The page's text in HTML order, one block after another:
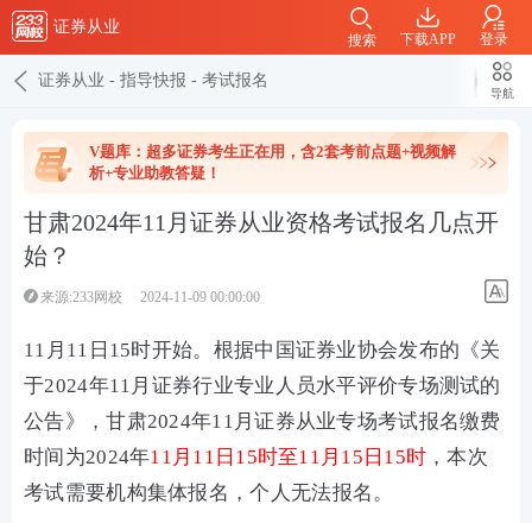
证券从业
下载APP 登录
搜索
证券从业 - 指导快报 - 考试报名
导航
V题库：超多证券考生正在用，含2套考前点题+视频解
析+专业助教答疑！
甘肃2024年11月证券从业资格考试报名几点开
始？
来源:233网校 2024-11-09 00:00:00
11月11日15时开始。根据中国证券业协会发布的《关
于2024年11月证券行业专业人员水平评价专场测试的
公告》，甘肃2024年11月证券从业专场考试报名缴费
时间为2024年11月11日15时至11月15日15时 ，本次
考试需要机构集体报名，个人无法报名。